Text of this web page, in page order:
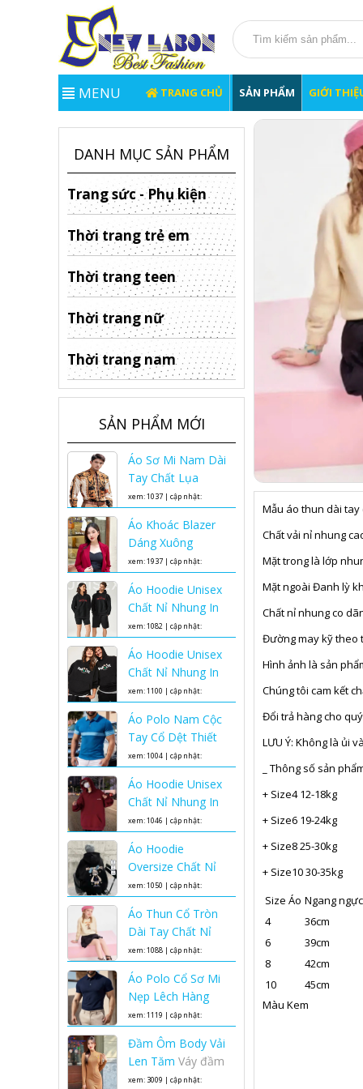
MENU TRANG CHỦ SẢN PHẨM GIỚI
DANH MỤC SẢN PHẨM
Trang sức - Phụ kiện
Thời trang trẻ em
Thời trang teen
Thời trang nữ
Thời trang nam
SẢN PHẨM MỚI
Áo Sơ Mi Nam Dài
Tay Chất Lụa
Latin- Lụa Pháp
Cao Cấp Nam Tính
Sang Trọng Lịch
LãmÁo sơ mi lụa
nam cao cấp
xem: 1037 | cập nhật:
Áo Khoác Blazer
Dáng Xuông
Phong Cách Hàn
Quốckhuyến mại
giảm giá 50% Áo
khoác blazer dáng
xuông phong cách
Hàn Quốc nhân
dịp ngày phụ nữ
việt nam 20-10
xem: 1937 | cập nhật:
Áo Hoodie Unisex
Chất Nỉ Nhung In
Nhiệt Chữ Hauteur
Phom Rộng Cho
Cả Nam Và NữÁo
Hoodie Unisex
Chất Nỉ Nhung In
Nhiệt Chữ Hauteur
Phom Rộng Cho
Cả Nam Và Nữ
xem: 1082 | cập nhật:
Áo Hoodie Unisex
Chất Nỉ Nhung In
Nhiệt Thuỷ Thủ
Popeye Phom
Rộng Cho Cả Nam
Và NữÁo hoodie
unisex phom rộng
chất nỉ nhung áo
hoodie nam nữ
xem: 1100 | cập nhật:
Áo Polo Nam Cộc
Tay Cổ Dệt Thiết
Kế Phối Tay Phối
Ngực Phong Cách
Hàn Quốc Nam
Tính Lịch Lãm áo
polo nam cộc tay
cổ dệt
xem: 1004 | cập nhật:
Áo Hoodie Unisex
Chất Nỉ Nhung In
Nhiệt Chữ Mature
Phom Rộng Cho
Cả Nam Và Nữ
hoodie unisex
phom rộng chất nỉ
nhung áo hoodie
nam nữ
xem: 1046 | cập nhật:
Áo Hoodie
Oversize Chất Nỉ
Nhung In 3D Hình
Thỏ Bunny Phom
Rộng Cho Nam Và
Nữ áo hoodie
oversize nam nữ
chất nỉ nhung cao
cấp
xem: 1050 | cập nhật:
Áo Thun Cổ Tròn
Dài Tay Chất Nỉ
Nhung In Labubu
Cho Bé Trai Và Bé
Gái (Từ 14Kg-
35Kg) Kiểu Bo Gấu
Bo Tay Phong
Cách Hàn Quốcáo
thun cổ tròn dài
tay trẻ em
xem: 1088 | cập nhật:
Áo Polo Cổ Sơ Mi
Nẹp Lêch Hàng
Vnxk Chất Vải
Thun Lạnh Phong
Cách Hàn QuốcÁo
Polo Cổ Sơ Mi Nẹp
Lêch Hàng Vnxk
xem: 1119 | cập nhật:
Đầm Ôm Body Vải
Len Tăm Váy đầm
ôm body hàn quốc
xem: 3009 | cập nhật:
Mẫu áo thun dài tay
Chất vải nỉ nhung
Mặt trong là lớp
Mặt ngoài Đanh lỳ
Chất nỉ nhung co
Đường may kỹ theo
Hình ảnh là sản
Chúng tôi cam kết
Đổi trả hàng cho
LƯU Ý: Không là ủi
_ Thông số sản
+ Size4 12-18kg
+ Size6 19-24kg
+ Size8 25-30kg
+ Size10 30-35kg
Size Áo Ngang ngực
4
36cm
6
39cm
8
42cm
10
45cm
Màu Kem